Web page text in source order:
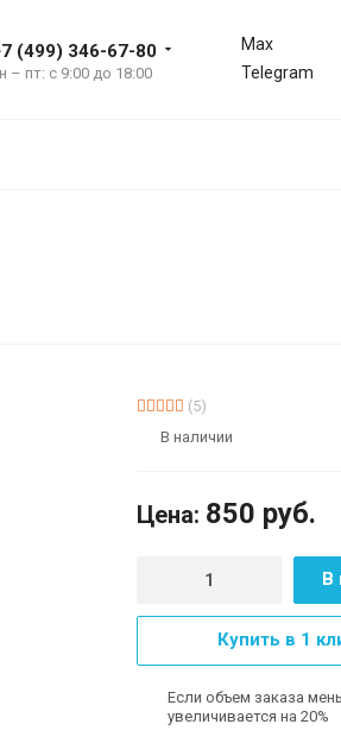
(499) 346-67-80
– пт: с 9:00 до 18:00
Max
Telegram
(5)
В наличии
Цена: 850 руб.
В
Купить в 1
Если объем заказа
увеличивается на 20%